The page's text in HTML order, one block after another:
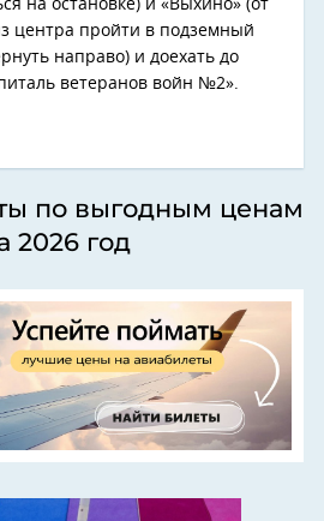
на остановке) и «Выхино» (от
центра пройти в подземный
направо) и доехать до
ветеранов войн №2».
по выгодным ценам
2026 год